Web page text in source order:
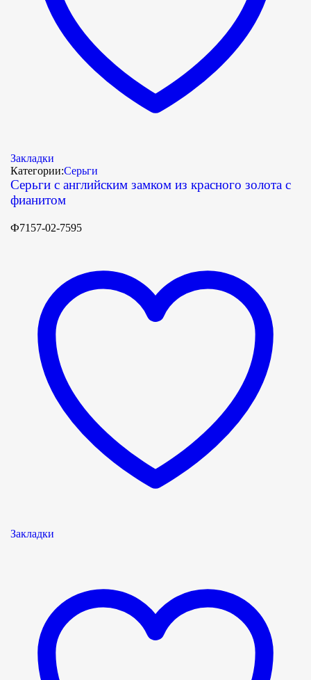
Закладки
Категории:Серьги
Серьги с английским замком из красного золота с
фианитом
Ф7157-02-7595
Закладки